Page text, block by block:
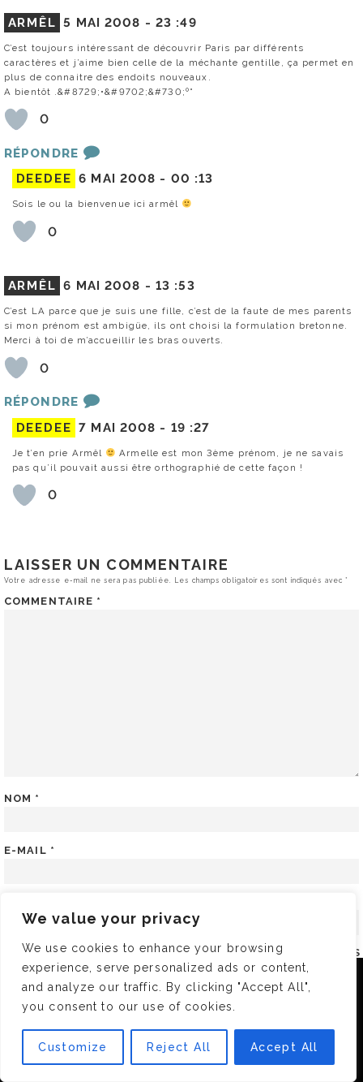
We value your privacy
We use cookies to enhance your browsing
experience, serve personalized ads or content,
and analyze our traffic. By clicking "Accept All",
you consent to our use of cookies.
Customize Reject All Accept All
ARMÊL 5 MAI 2008 - 23 :49
C’est toujours intéressant de découvrir Paris par différents
caractères et j’aime bien celle de la méchante gentille, ça permet en
plus de connaitre des endoits nouveaux.
A bientôt .&#8729;•&#9702;&#730;º°
0
RÉPONDRE
DEEDEE 6 MAI 2008 - 00 :13
Sois le ou la bienvenue ici armêl
0
ARMÊL 6 MAI 2008 - 13 :53
C’est LA parce que je suis une fille, c’est de la faute de mes parents
si mon prénom est ambigüe, ils ont choisi la formulation bretonne.
Merci à toi de m’accueillir les bras ouverts.
0
RÉPONDRE
DEEDEE 7 MAI 2008 - 19 :27
Je t’en prie Armêl
Armelle est mon 3ème prénom, je ne savais
pas qu’il pouvait aussi être orthographié de cette façon !
0
LAISSER UN COMMENTAIRE
Votre adresse e-mail ne sera pas publiée. Les champs obligatoires sont indiqués avec*
COMMENTAIRE *
NOM *
E-MAIL *
ENREGISTRER MON NOM, MON E-MAIL ET MON SITE DANS
LE NAVIGATEUR POUR MON PROCHAIN COMMENTAIRE.
Nous utilisons des cookies pour vous garantir la meilleure
expérience sur notre site. Si vous continuez à utiliser ce
dernier, nous considérerons que vous acceptez l'utilisation des
cookies.
OK